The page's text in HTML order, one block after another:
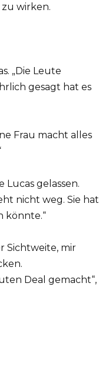
wirken.
„Die Leute
gesagt hat es
Frau macht alles
Lucas gelassen.
nicht weg. Sie hat
könnte.“
Sichtweite, mir
Deal gemacht“,